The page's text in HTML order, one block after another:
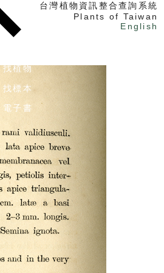
台灣植物資訊整合查詢系統
Plants of Taiwan
English
找植物
找標本
電子書